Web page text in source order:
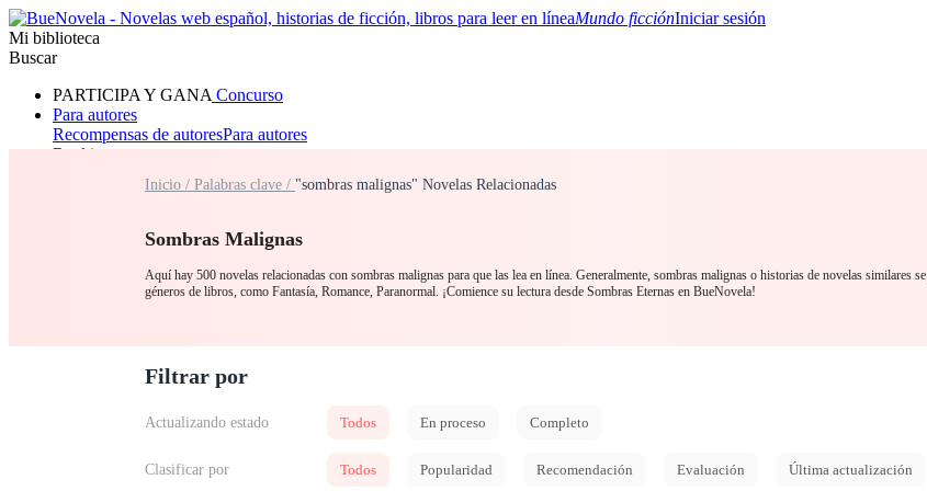
Mundo ficciónIniciar sesión
Mi biblioteca
Buscar
PARTICIPA Y GANA Concurso
Para autores
Recompensas de autoresPara autores
Ranking
RomanceHombre loboMafiaSistema
Inicio / Palabras clave / "sombras malignas" Novelas Relacionadas
Sombras Malignas
Aquí hay 500 novelas relacionadas con sombras malignas para que las lea en línea. Generalmente, sombras malignas o historias de novelas similares
géneros de libros, como Fantasía, Romance, Paranormal. ¡Comience su lectura desde Sombras Eternas en BueNovela!
Filtrar por
Actualizando estado Todos En proceso Completo
Clasificar por Todos Popularidad Recomendación Evaluación Última actualización